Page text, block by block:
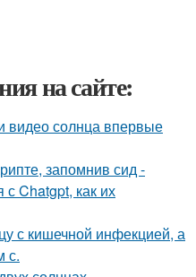
на сайте:
видео солнца впервые
запомнив сид -
Chatgpt, как их
с кишечной инфекцией, а
с.